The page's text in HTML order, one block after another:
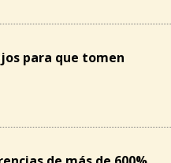
para que tomen